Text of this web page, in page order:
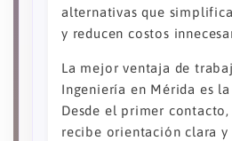
alternativas que
y reducen costos
La mejor ventaja de
Ingeniería en Mérida es
Desde el primer
recibe orientación clara y